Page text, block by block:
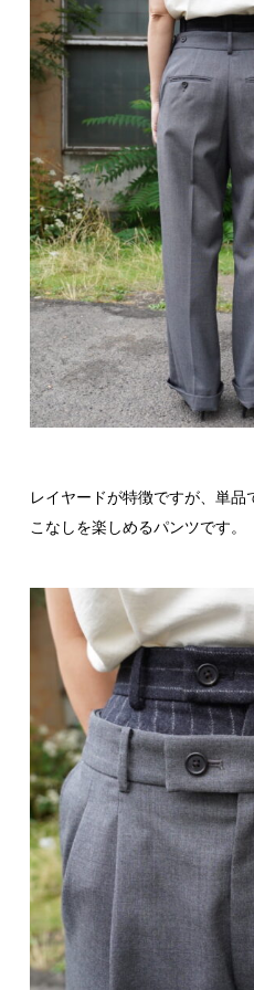
レイヤードが特徴ですが、単
こなしを楽しめるパンツです。